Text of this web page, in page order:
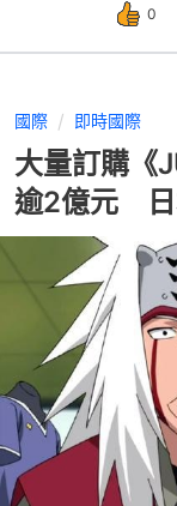
0
國際 即時國際
大量訂購《
逾2億元 日